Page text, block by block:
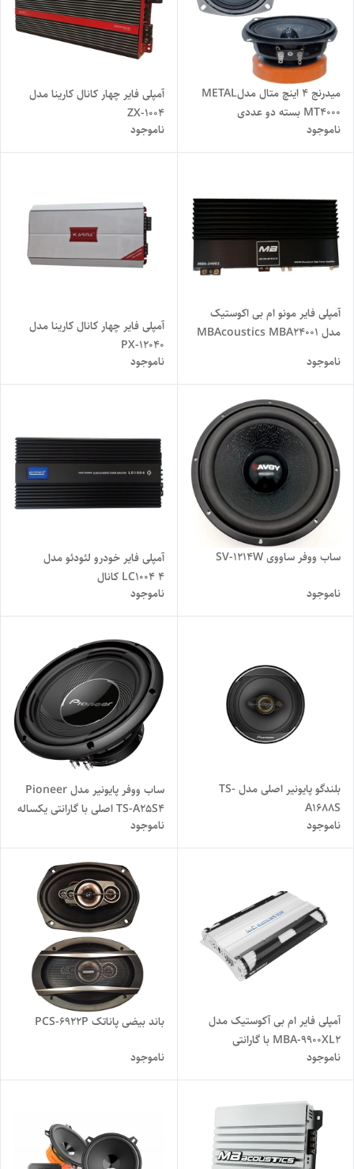
میدرنج 4 اینچ متال مدلMETAL
MT4000 بسته دو عددی
ناموجود
آمپلی فایر چهار کانال کارینا مدل
ZX-1004
ناموجود
آمپلی فایر مونو ام بی اکوستیک
مدل MBAcoustics MBA24001
ناموجود
آمپلی فایر چهار کانال کارینا مدل
PX-12040
ناموجود
ساب ووفر ساووی SV-1214W
ناموجود
آمپلی فایر خودرو لئودئو مدل
LC1004 ۴ کانال
ناموجود
بلندگو پایونیر اصلی مدل TS-
A1688S
ناموجود
ساب ووفر پایونیر مدل Pioneer
TS-A25S4 اصلی با گارانتی یکساله
پایونیران
ناموجود
آمپلی‌ فایر ام‌ بی آکوستیک مدل
MBA-9900XL2 با گارانتی
ناموجود
باند بیضی پاناتک PCS-6922P
ناموجود